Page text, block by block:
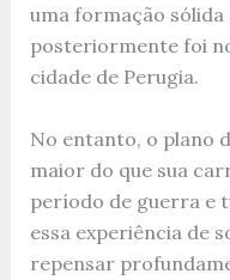
uma formação sólida
posteriormente foi
cidade de Perugia.
No entanto, o plano
maior do que sua
período de guerra e
essa experiência de
repensar